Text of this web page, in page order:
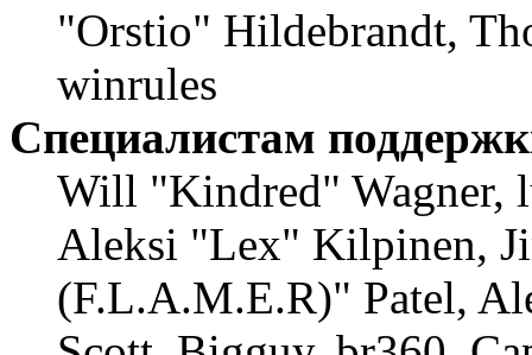
"Orstio" Hildebrandt,
winrules
Специалистам
Will "Kindred" Wagner,
Aleksi "Lex" Kilpinen,
(F.L.A.M.E.R)" Patel,